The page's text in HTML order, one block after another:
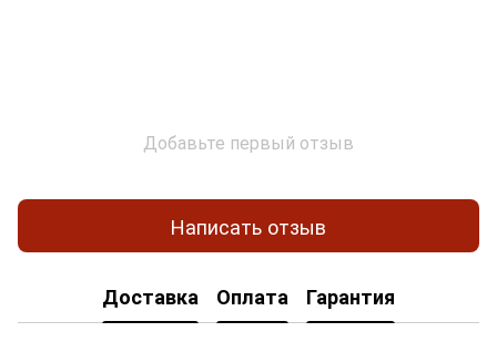
Добавьте первый отзыв
Написать отзыв
Доставка Оплата Гарантия